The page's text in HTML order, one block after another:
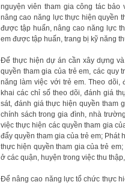
nguyện viên tham gia công tác
nâng cao năng lực thực hiện quyền
được tập huấn, nâng cao năng lực
em được tập huấn, trang bị kỹ năng
Để thực hiện dự án cần xây dựng
quyền tham gia của trẻ em, các quy
năng làm việc với trẻ em. Theo dõi,
khai các chỉ số theo dõi, đánh giá
sát, đánh giá thực hiện quyền tham
chính sách trong gia đình, nhà
việc thực hiện các quyền tham gia
đẩy quyền tham gia của trẻ em; Phát
thực hiện quyền tham gia của trẻ
ở các quận, huyện trong việc thu
Để nâng cao năng lực tổ chức thực